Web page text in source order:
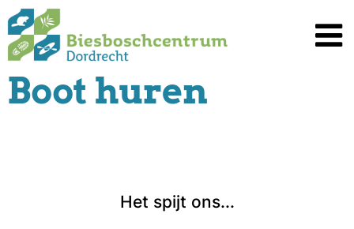
Spring
naar
inhoud
Boot huren